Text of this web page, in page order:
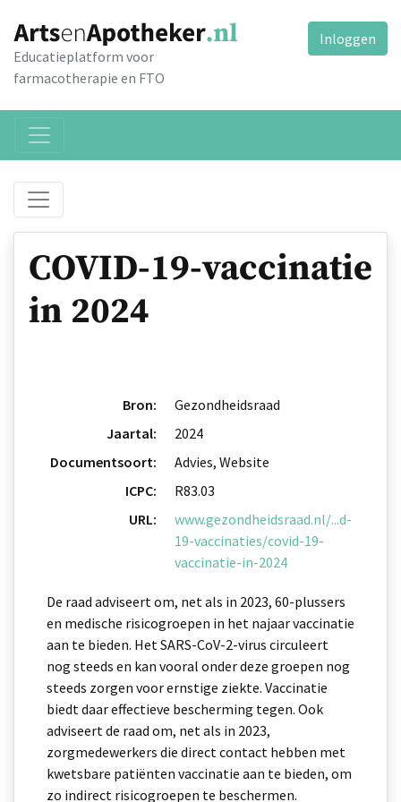
Educatieplatform voor
farmacotherapie en FTO
Inloggen
COVID-19-vaccinatie
in 2024
Bron:
Gezondheidsraad
Jaartal:
2024
Documentsoort:
Advies, Website
ICPC:
R83.03
URL:
www.gezondheidsraad.nl/...d-
19-vaccinaties/covid-19-
vaccinatie-in-2024
De raad adviseert om, net als in 2023, 60-plussers
en medische risicogroepen in het najaar vaccinatie
aan te bieden. Het SARS-CoV-2-virus circuleert
nog steeds en kan vooral onder deze groepen nog
steeds zorgen voor ernstige ziekte. Vaccinatie
biedt daar effectieve bescherming tegen. Ook
adviseert de raad om, net als in 2023,
zorgmedewerkers die direct contact hebben met
kwetsbare patiënten vaccinatie aan te bieden, om
zo indirect risicogroepen te beschermen.